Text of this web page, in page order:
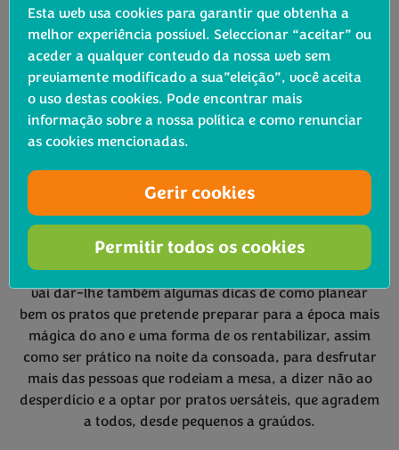
Passatempo “Os Reis do Nosso Natal”que junta Bimi,
Azeite e Bacalhau. Além disso, vão existir mais três
passatempos relâmpagos.
Para uma Ceia de Natal Em Bom com Bimi siga a
sugestão do chef Rodrigo Castelo e prepare um
delicioso Bimi de Natal com Azeite e Bacalhau ou uma
das várias receitas que vão ser divulgadas ao longo do
mês. E não serão só portuguesas, haverá também
receitas de Natal com Bimi pelo mundo, nomeadamente
O Bimi não deixa nada ao acaso e, durante esta quadra,
vai dar-lhe também algumas dicas de como planear
bem os pratos que pretende preparar para a época mais
mágica do ano e uma forma de os rentabilizar, assim
como ser prático na noite da consoada, para desfrutar
mais das pessoas que rodeiam a mesa, a dizer não ao
desperdício e a optar por pratos versáteis, que agradem
a todos, desde pequenos a graúdos.
Esta web usa cookies para garantir que obtenha a
melhor experiência possível. Seleccionar “aceitar” ou
aceder a qualquer conteudo da nossa web sem
previamente modificado a sua”eleição”, você aceita
o uso destas cookies. Pode encontrar mais
informação sobre a nossa política e como renunciar
as cookies mencionadas.
Gerir cookies
Permitir todos os cookies